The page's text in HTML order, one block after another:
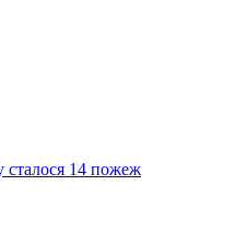
сталося 14 пожеж